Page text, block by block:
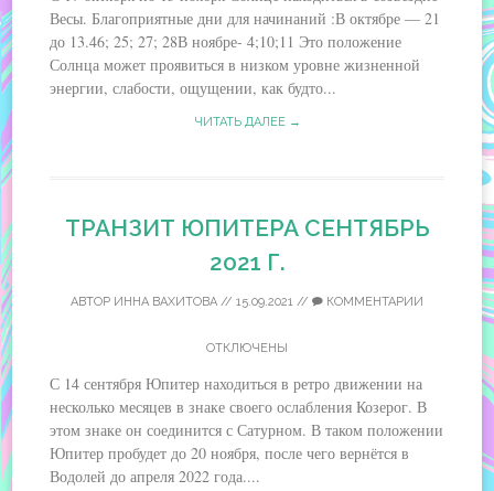
Весы. Благоприятные дни для начинаний :В октябре — 21
до 13.46; 25; 27; 28В ноябре- 4;10;11 Это положение
Солнца может проявиться в низком уровне жизненной
энергии, слабости, ощущении, как будто...
ЧИТАТЬ ДАЛЕЕ →
ТРАНЗИТ ЮПИТЕРА СЕНТЯБРЬ
2021 Г.
АВТОР ИННА ВАХИТОВА // 15.09.2021 // КОММЕНТАРИИ
ОТКЛЮЧЕНЫ
С 14 сентября Юпитер находиться в ретро движении на
несколько месяцев в знаке своего ослабления Козерог. В
этом знаке он соединится с Сатурном. В таком положении
Юпитер пробудет до 20 ноября, после чего вернётся в
Водолей до апреля 2022 года....